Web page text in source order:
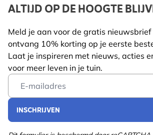
ALTIJD OP DE HOOGTE
Meld je aan voor de gratis
ontvang 10% korting op je eerste
Laat je inspireren met nieuws, acties
voor meer leven in je tuin.
Email Address
INSCHRIJVEN